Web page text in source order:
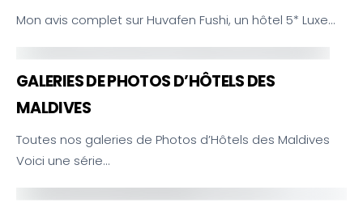
Mon avis complet sur Huvafen Fushi, un hôtel 5* Luxe…
GALERIES DE PHOTOS D’HÔTELS DES
MALDIVES
Toutes nos galeries de Photos d’Hôtels des Maldives
Voici une série…